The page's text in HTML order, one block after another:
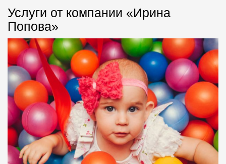
Услуги от компании «Ирина
Попова»